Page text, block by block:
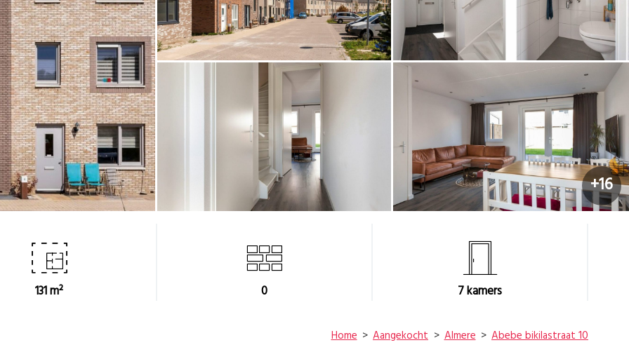
+16
131 m² 0 7kamers
Home Aangekocht Almere Abebe bikilastraat 10